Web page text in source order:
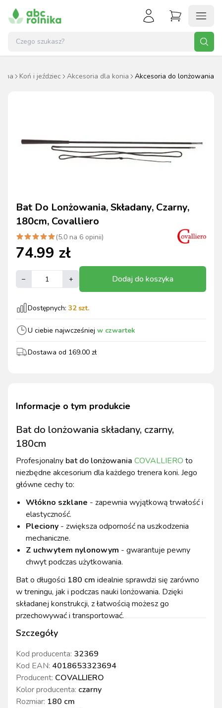
Koń i jeździec Akcesoria dla konia Akcesoria do lonżowania
Bat Do Lonżowania, Składany, Czarny,
180cm, Covalliero
(5.0 na 6 opinii)
74.99 zł
– + Dodaj do koszyka
Dostępnych: 32szt.
U ciebie najwcześniej w czwartek
Dostawa od 169.00 zł
Szczegóły
Kod producenta: 32369
Kod EAN: 4018653323694
Producent: COVALLIERO
Kolor producenta: czarny
Rozmiar: 180 cm
Informacje o tym produkcie
Bat do lonżowania składany, czarny,
180cm
Profesjonalny bat do lonżowania COVALLIERO to
niezbędne akcesorium dla każdego trenera koni. Jego
główne cechy to:
Włókno szklane - zapewnia wyjątkową trwałość i
elastyczność.
Pleciony - zwiększa odporność na uszkodzenia
mechaniczne.
Z uchwytem nylonowym - gwarantuje pewny
chwyt podczas użytkowania.
Bat o długości 180 cm idealnie sprawdzi się zarówno
w treningu, jak i podczas nauki lonżowania. Dzięki
składanej konstrukcji, z łatwością możesz go
przechowywać i transportować.